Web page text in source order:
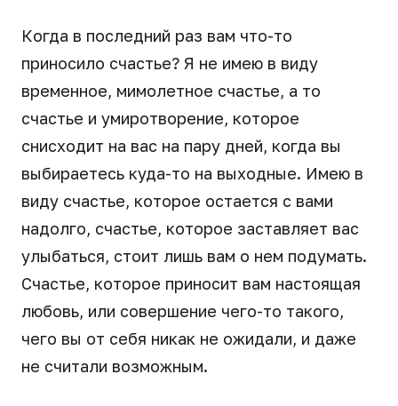
Когда в последний раз вам что-то
приносило счастье? Я не имею в виду
временное, мимолетное счастье, а то
счастье и умиротворение, которое
снисходит на вас на пару дней, когда вы
выбираетесь куда-то на выходные. Имею в
виду счастье, которое остается с вами
надолго, счастье, которое заставляет вас
улыбаться, стоит лишь вам о нем подумать.
Счастье, которое приносит вам настоящая
любовь, или совершение чего-то такого,
чего вы от себя никак не ожидали, и даже
не считали возможным.